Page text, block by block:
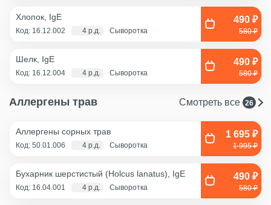
Хлопок, IgE
Код: 16.12.002 4 р.д. Сыворотка
490 ₽
580 ₽
Шелк, IgE
Код: 16.12.004 4 р.д. Сыворотка
490 ₽
580 ₽
Аллергены трав Смотреть все 26
Аллергены сорных трав
Код: 50.01.006 4 р.д. Сыворотка
1 695 ₽
1 995 ₽
Бухарник шерстистый (Holcus lanatus), IgE
Код: 16.04.001 4 р.д. Сыворотка
490 ₽
580 ₽